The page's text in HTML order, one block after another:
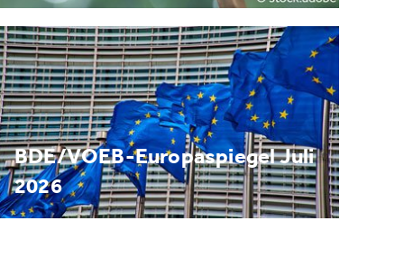
BDE/VOEB-Europaspiegel Juli
2026